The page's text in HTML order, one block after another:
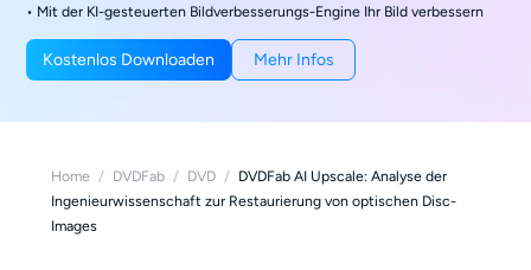
• Mit der KI-gesteuerten Bildverbesserungs-Engine Ihr Bild verbessern
Kostenlos Downloaden Mehr Infos
Home / DVDFab / DVD / DVDFab AI Upscale: Analyse der
Ingenieurwissenschaft zur Restaurierung von optischen Disc-
Images